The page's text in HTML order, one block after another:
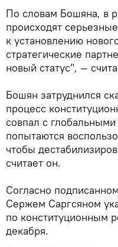
По словам Бошяна, в
происходят
к установлению
стратегические
новый статус", —
Бошян затруднился
процесс
совпал с
попытаются
чтобы
считает он.
Согласно
Сержем Саргсяном
по конституционным
декабря.